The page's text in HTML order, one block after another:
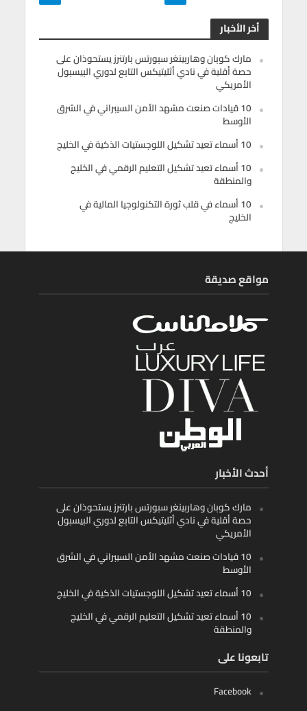
أخر الأخبار
مارك كوبان وهاربينغر سبورتس بارتنرز يستحوذان على
حصة أقلية في نادي أثليتيكس التابع لدوري البيسبول
الأمريكي
10 قيادات صنعت مشهد الأمن السيبراني في الشرق
الأوسط
10 أسماء تعيد تشكيل اللوجستيات الذكية في الخليج
10 أسماء تعيد تشكيل التعليم الرقمي في الخليج
والمنطقة
10 أسماء في قلب ثورة التكنولوجيا المالية في
الخليج
مواقع صديقة
أحدث الأخبار
مارك كوبان وهاربينغر سبورتس بارتنرز يستحوذان على
حصة أقلية في نادي أثليتيكس التابع لدوري البيسبول
الأمريكي
10 قيادات صنعت مشهد الأمن السيبراني في الشرق
الأوسط
10 أسماء تعيد تشكيل اللوجستيات الذكية في الخليج
10 أسماء تعيد تشكيل التعليم الرقمي في الخليج
والمنطقة
تابعونا على
Facebook